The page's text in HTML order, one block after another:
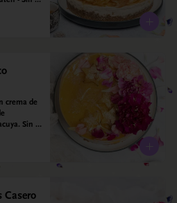
crema de
Sin
Casero